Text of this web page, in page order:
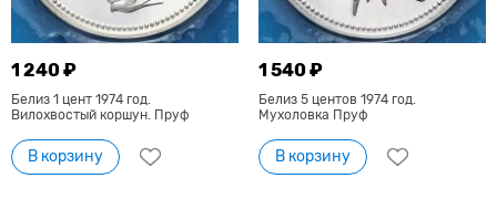
1 240 ₽
Белиз 1 цент 1974 год.
Вилохвостый коршун. Пруф
В корзину
1 540 ₽
Белиз 5 центов 1974 год.
Мухоловка Пруф
В корзину